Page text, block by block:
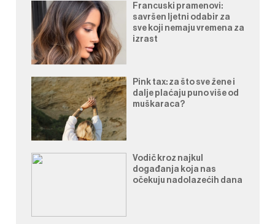
Francuski pramenovi:
savršen ljetni odabir za
sve koji nemaju vremena za
izrast
Pink tax: za što sve žene i
dalje plaćaju puno više od
muškaraca?
Vodič kroz najkul
događanja koja nas
očekuju nadolazećih dana